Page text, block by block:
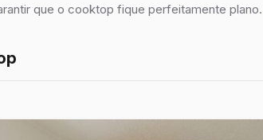
que o cooktop fique perfeitamente plano.